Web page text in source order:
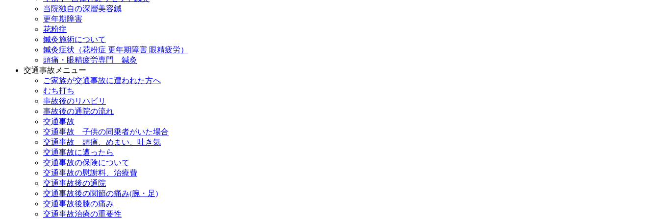
当院独自の深層美容鍼
更年期障害
花粉症
鍼灸施術について
鍼灸症状（花粉症 更年期障害 眼精疲労）
頭痛・眼精疲労専門 鍼灸
交通事故メニュー
ご家族が交通事故に遭われた方へ
むち打ち
事故後のリハビリ
事故後の通院の流れ
交通事故
交通事故 子供の同乗者がいた場合
交通事故 頭痛、めまい、吐き気
交通事故に遭ったら
交通事故の保険について
交通事故の慰謝料、治療費
交通事故後の通院
交通事故後の関節の痛み(腕・足)
交通事故後膝の痛み
交通事故治療の重要性